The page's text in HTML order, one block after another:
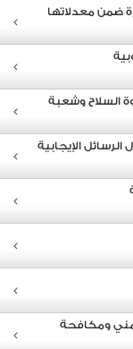
ضمن معدلاتها
السلاح وشعبة
الإيجابية
ومكافحة